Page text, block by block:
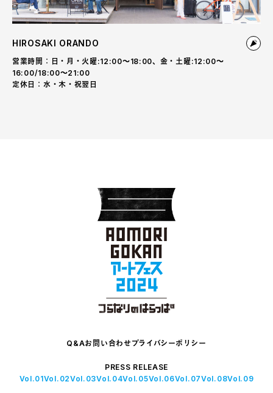
HIROSAKI ORANDO
営業時間：日・月・火曜:12:00～18:00、金・土曜:12:00～
16:00/18:00〜21:00
定休日：水・木・祝翌日
Q&Aお問い合わせ プライバシーポリシー
PRESS RELEASE
Vol.01Vol.02Vol.03Vol.04Vol.05Vol.06Vol.07Vol.08Vol.09